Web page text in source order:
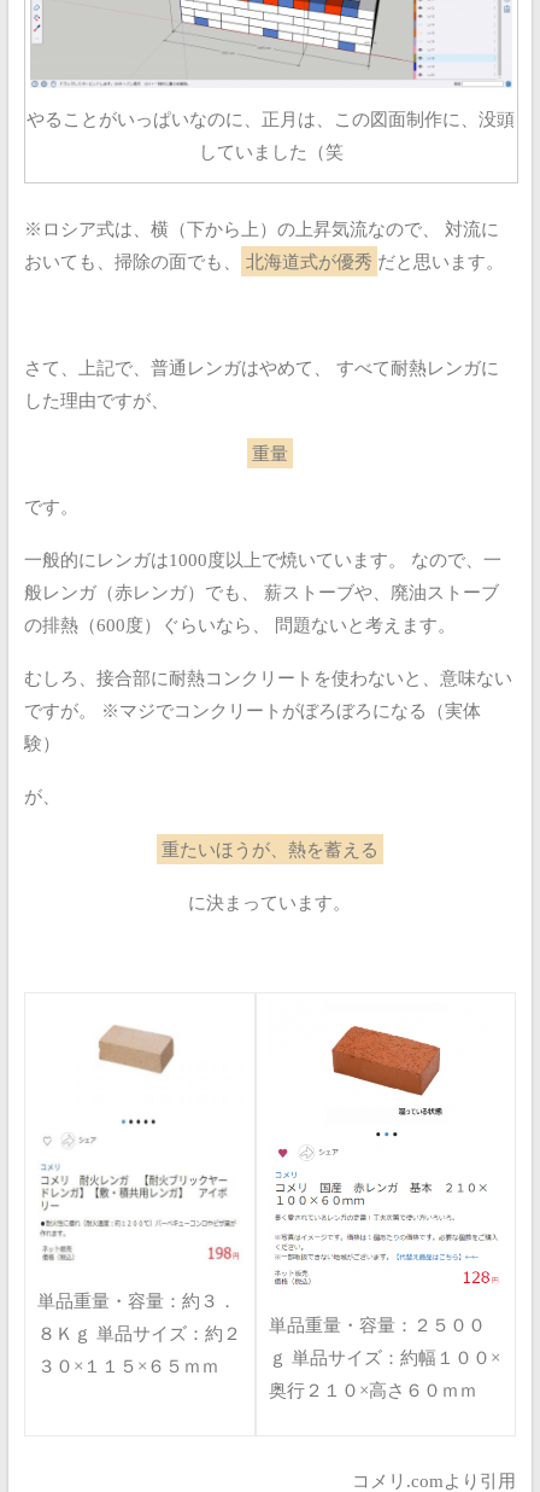
やることがいっぱいなのに、正月は、この図面制作に、没頭
していました（笑
※ロシア式は、横（下から上）の上昇気流なので、
対流に
おいても、掃除の面でも、
北海道式が優秀 だと思います。
さて、上記で、普通レンガはやめて、
すべて耐熱レンガに
した理由ですが、
重量
です。
一般的にレンガは1000度以上で焼いています。
なので、一
般レンガ（赤レンガ）でも、
薪ストーブや、廃油ストーブ
の排熱（600度）ぐらいなら、
問題ないと考えます。
むしろ、接合部に耐熱コンクリートを使わないと、意味ない
ですが。
※マジでコンクリートがぼろぼろになる（実体
験）
が、
重たいほうが、熱を蓄える
に決まっています。
単品重量・容量：約３．
８Ｋｇ 単品サイズ：約２
３０×１１５×６５ｍｍ
単品重量・容量：２５００
ｇ 単品サイズ：約幅１００×
奥行２１０×高さ６０ｍｍ
コメリ.comより引用